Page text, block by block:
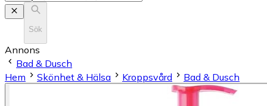
Sök
Annons
Bad & Dusch
Hem
Skönhet & Hälsa Kroppsvård Bad & Dusch